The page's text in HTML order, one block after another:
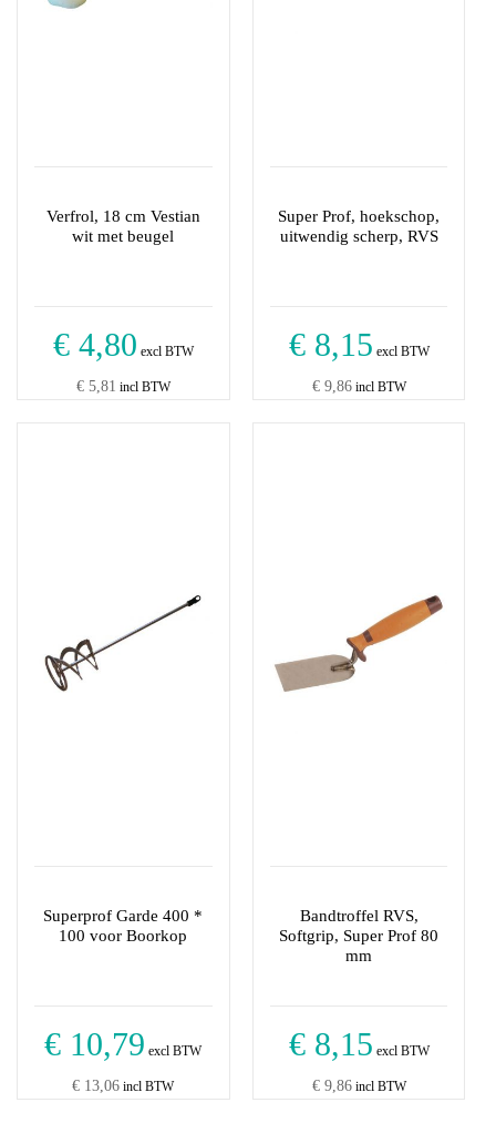
Verfrol, 18 cm Vestian
wit met beugel
€ 4,80 excl BTW
€ 5,81 incl BTW
Super Prof, hoekschop,
uitwendig scherp, RVS
€ 8,15 excl BTW
€ 9,86incl BTW
Superprof Garde 400 *
100 voor Boorkop
€ 10,79 excl BTW
€ 13,06 incl BTW
Bandtroffel RVS,
Softgrip, Super Prof 80
mm
€ 8,15 excl BTW
€ 9,86incl BTW